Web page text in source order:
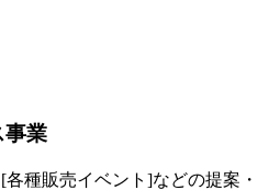
事業
種販売イベント]などの提案・